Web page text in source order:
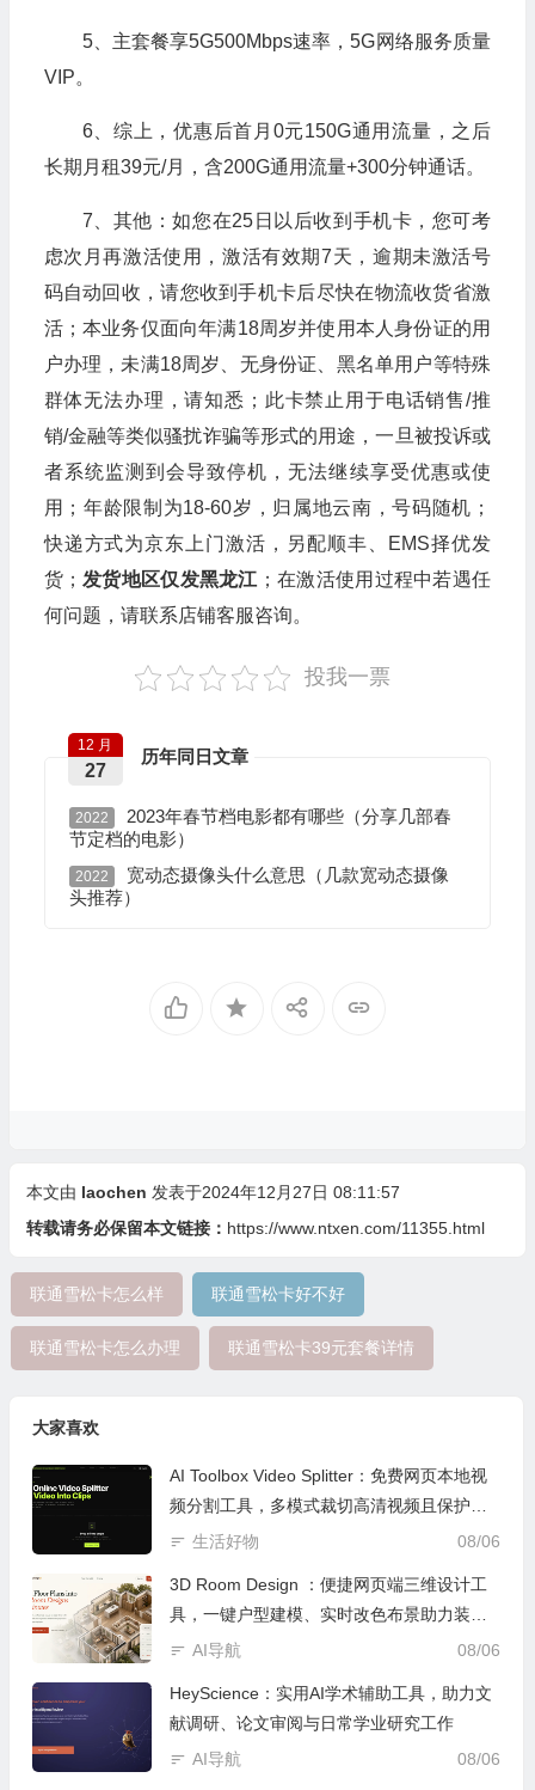
5、主套餐享5G500Mbps速率，5G网络服务质量
VIP。
6、综上，优惠后首月0元150G通用流量，之后
长期月租39元/月，含200G通用流量+300分钟通话。
7、其他：如您在25日以后收到手机卡，您可考
虑次月再激活使用，激活有效期7天，逾期未激活号
码自动回收，请您收到手机卡后尽快在物流收货省激
活；本业务仅面向年满18周岁并使用本人身份证的用
户办理，未满18周岁、无身份证、黑名单用户等特殊
群体无法办理，请知悉；此卡禁止用于电话销售/推
销/金融等类似骚扰诈骗等形式的用途，一旦被投诉或
者系统监测到会导致停机，无法继续享受优惠或使
用；年龄限制为18-60岁，归属地云南，号码随机；
快递方式为京东上门激活，另配顺丰、EMS择优发
货； 发货地区仅发黑龙江 ；在激活使用过程中若遇任
何问题，请联系店铺客服咨询。
投我一票
历年同日文章
12 月
27
2022
2023年春节档电影都有哪些（分享几部春
节定档的电影）
2022
宽动态摄像头什么意思（几款宽动态摄像
头推荐）
本文由 laochen 发表于2024年12月27日 08:11:57
转载请务必保留本文链接： https://www.ntxen.com/11355.html
联通雪松卡怎么样 联通雪松卡好不好
联通雪松卡怎么办理 联通雪松卡39元套餐详情
大家喜欢
AI Toolbox Video Splitter：免费网页本地视
频分割工具，多模式裁切高清视频且保护隐
私
08/06
生活好物
3D Room Design ：便捷网页端三维设计工
具，一键户型建模、实时改色布景助力装修
设计
08/06
AI导航
HeyScience：实用AI学术辅助工具，助力文
献调研、论文审阅与日常学业研究工作
08/06
AI导航